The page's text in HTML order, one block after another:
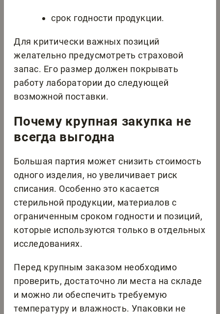
срок годности продукции.
Для критически важных позиций
желательно предусмотреть страховой
запас. Его размер должен покрывать
работу лаборатории до следующей
возможной поставки.
Почему крупная закупка не
всегда выгодна
Большая партия может снизить стоимость
одного изделия, но увеличивает риск
списания. Особенно это касается
стерильной продукции, материалов с
ограниченным сроком годности и позиций,
которые используются только в отдельных
исследованиях.
Перед крупным заказом необходимо
проверить, достаточно ли места на складе
и можно ли обеспечить требуемую
температуру и влажность. Упаковки не